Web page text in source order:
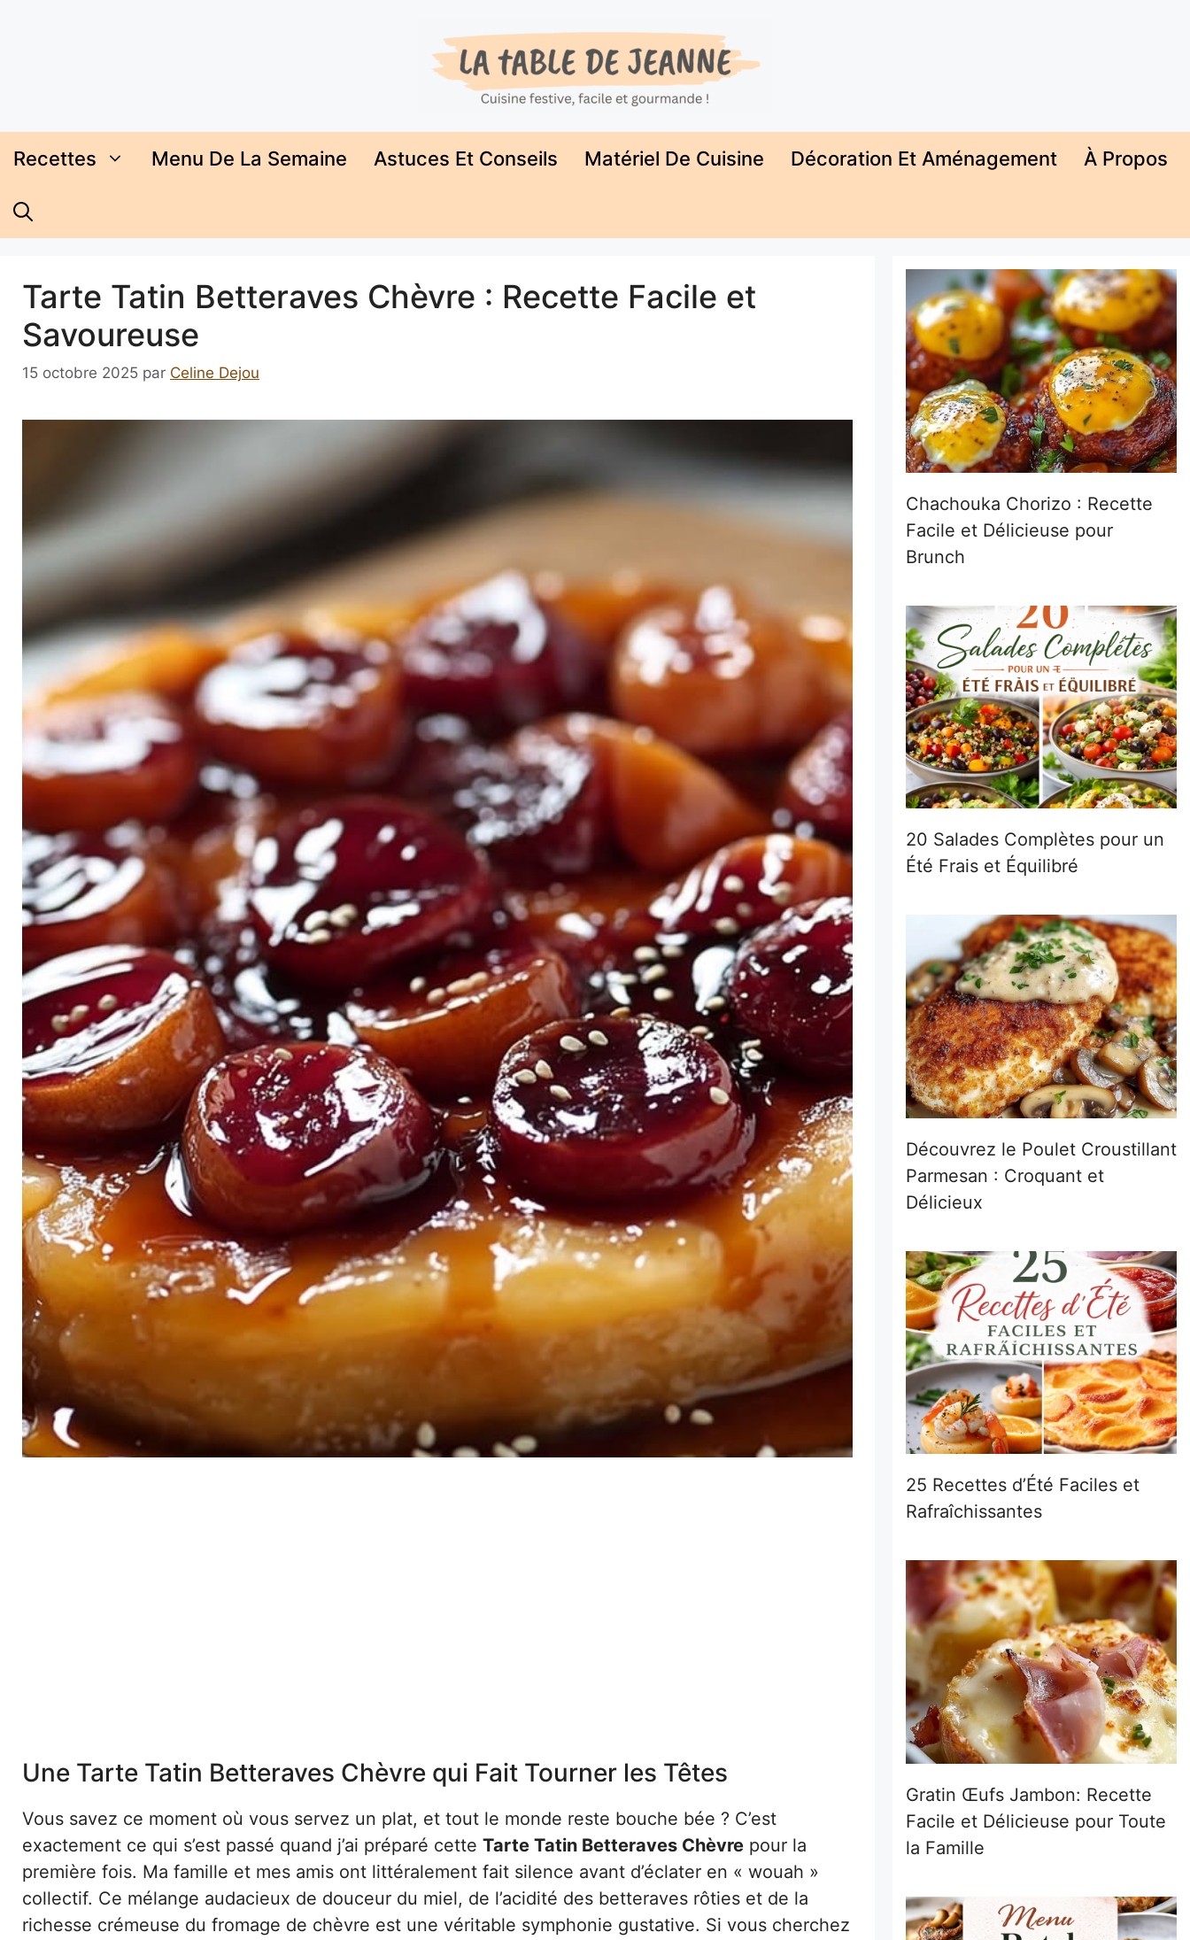
Recettes Menu De La Semaine Astuces Et Conseils Matériel De Cuisine Décoration Et Aménagement À Propos
Tarte Tatin Betteraves Chèvre : Recette Facile et
Savoureuse
15 octobre 2025 par Celine Dejou
Une Tarte Tatin Betteraves Chèvre qui Fait Tourner les Têtes
Vous savez ce moment où vous servez un plat, et tout le monde reste bouche bée ? C’est
exactement ce qui s’est passé quand j’ai préparé cette Tarte Tatin Betteraves Chèvre pour la
première fois. Ma famille et mes amis ont littéralement fait silence avant d’éclater en « wouah »
collectif. Ce mélange audacieux de douceur du miel, de l’acidité des betteraves rôties et de la
richesse crémeuse du fromage de chèvre est une véritable symphonie gustative. Si vous cherchez
Chachouka Chorizo : Recette
Facile et Délicieuse pour
Brunch
20 Salades Complètes pour un
Été Frais et Équilibré
Découvrez le Poulet Croustillant
Parmesan : Croquant et
Délicieux
25 Recettes d’Été Faciles et
Rafraîchissantes
Gratin Œufs Jambon: Recette
Facile et Délicieuse pour Toute
la Famille